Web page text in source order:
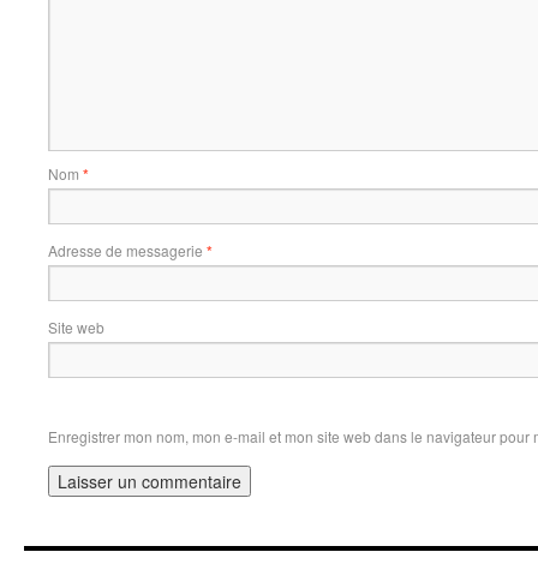
Nom *
Adresse de messagerie *
Site web
Enregistrer mon nom, mon e-mail et mon site web dans le navigateur pour